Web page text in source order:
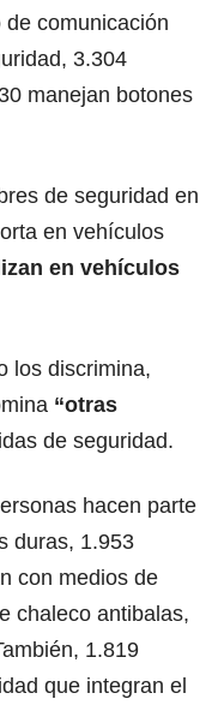
comunicación
3.304
manejan botones
de seguridad en
en vehículos
en vehículos
los discrimina,
“otras
de seguridad.
hacen parte
duras, 1.953
con medios de
chaleco antibalas,
1.819
que integran el